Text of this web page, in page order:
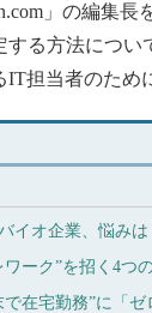
」の編集
る方法につ
担当者のため
イオ企業、悩み
ーク”を招く4つ
在宅勤務”に「